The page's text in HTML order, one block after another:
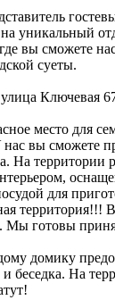
уникальный
вы сможете
суеты.
Ключевая
место для
вы сможете
На территории
для
территория!!!
Мы готовы
домику
беседка. На